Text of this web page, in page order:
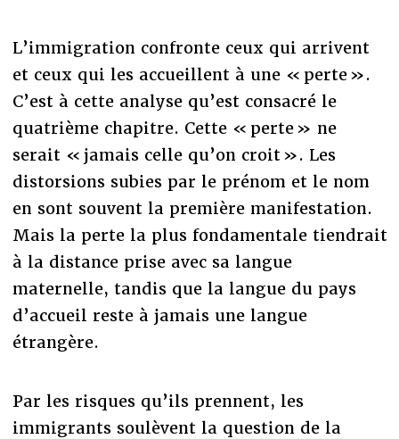
L’immigration confronte ceux qui arrivent
et ceux qui les accueillent à une « perte ».
C’est à cette analyse qu’est consacré le
quatrième chapitre. Cette « perte » ne
serait « jamais celle qu’on croit ». Les
distorsions subies par le prénom et le nom
en sont souvent la première manifestation.
Mais la perte la plus fondamentale tiendrait
à la distance prise avec sa langue
maternelle, tandis que la langue du pays
d’accueil reste à jamais une langue
étrangère.
Par les risques qu’ils prennent, les
immigrants soulèvent la question de la